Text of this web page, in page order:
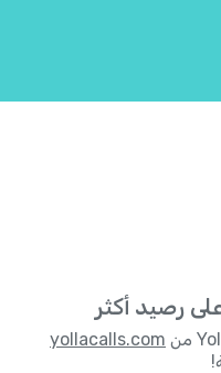
رصيد أكثر
yollacalls.com